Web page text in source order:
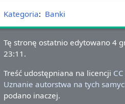
Kategoria: Banki
Tę stronę ostatnio edytowano 4
23:11.
Treść udostępniana na licencji
Uznanie autorstwa na tych
podano inaczej.